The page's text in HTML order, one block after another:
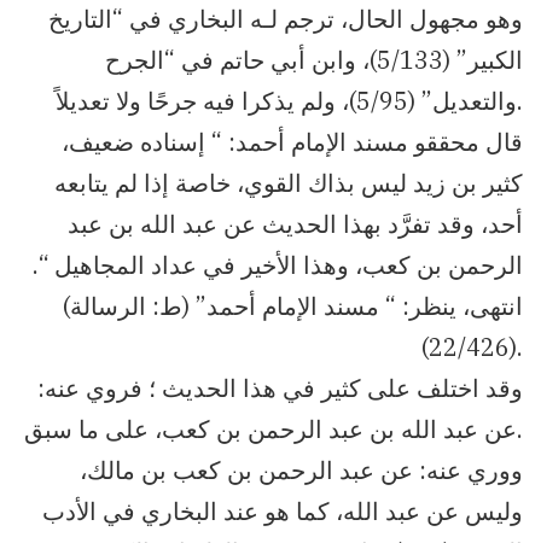
وهو مجهول الحال، ترجم لـه البخاري في “التاريخ
الكبير” (5/133)، وابن أبي حاتم في “الجرح
والتعديل” (5/95)، ولم يذكرا فيه جرحًا ولا تعديلاً.
قال محققو مسند الإمام أحمد: “ إسناده ضعيف،
كثير بن زيد ليس بذاك القوي، خاصة إذا لم يتابعه
أحد، وقد تفرَّد بهذا الحديث عن عبد الله بن عبد
الرحمن بن كعب، وهذا الأخير في عداد المجاهيل “.
انتهى، ينظر: “ مسند الإمام أحمد” (ط: الرسالة)
(22/426).
وقد اختلف على كثير في هذا الحديث ؛ فروي عنه:
عن عبد الله بن عبد الرحمن بن كعب، على ما سبق.
ووري عنه: عن عبد الرحمن بن كعب بن مالك،
وليس عن عبد الله، كما هو عند البخاري في الأدب